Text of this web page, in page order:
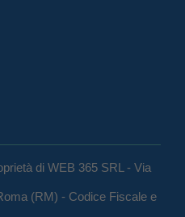
di WEB 365 SRL - Via
(RM) - Codice Fiscale e